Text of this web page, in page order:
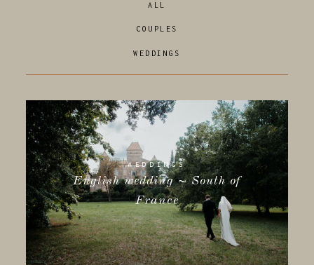
ALL
COUPLES
WEDDINGS
WEDDINGS
English wedding ~ South of
France